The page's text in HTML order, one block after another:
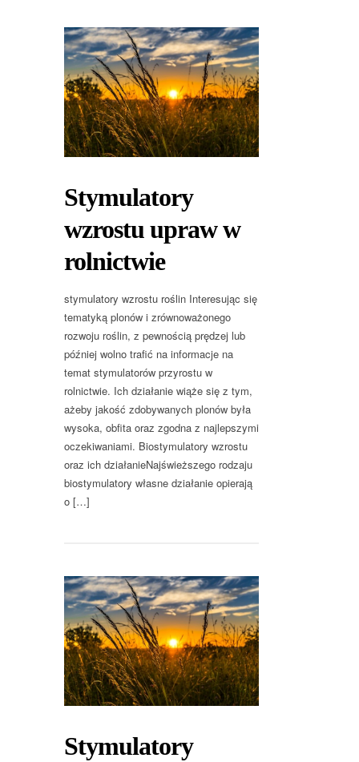
Stymulatory
wzrostu upraw w
rolnictwie
stymulatory wzrostu roślin Interesując się
tematyką plonów i zrównoważonego
rozwoju roślin, z pewnością prędzej lub
później wolno trafić na informacje na
temat stymulatorów przyrostu w
rolnictwie. Ich działanie wiąże się z tym,
ażeby jakość zdobywanych plonów była
wysoka, obfita oraz zgodna z najlepszymi
oczekiwaniami. Biostymulatory wzrostu
oraz ich działanieNajświeższego rodzaju
biostymulatory własne działanie opierają
o […]
Stymulatory